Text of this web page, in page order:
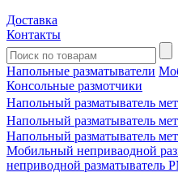
Доставка
Контакты
Напольные разматыватели
Консольные размотчики
Напольный разматыватель
Напольный разматыватель
Напольный разматыватель
Мобильный непривaодной
неприводной разматыватель